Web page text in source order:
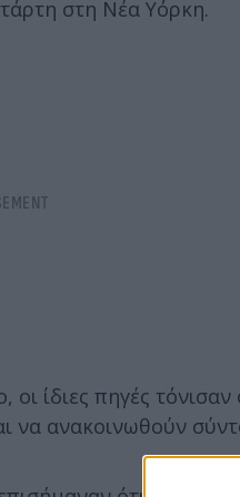
στη Νέα Υόρκη.
οι ίδιες πηγές
να ανακοινωθούν